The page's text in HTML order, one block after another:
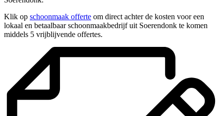
Klik op schoonmaak offerte om direct achter de kosten voor een
lokaal en betaalbaar schoonmaakbedrijf uit Soerendonk te komen
middels 5 vrijblijvende offertes.